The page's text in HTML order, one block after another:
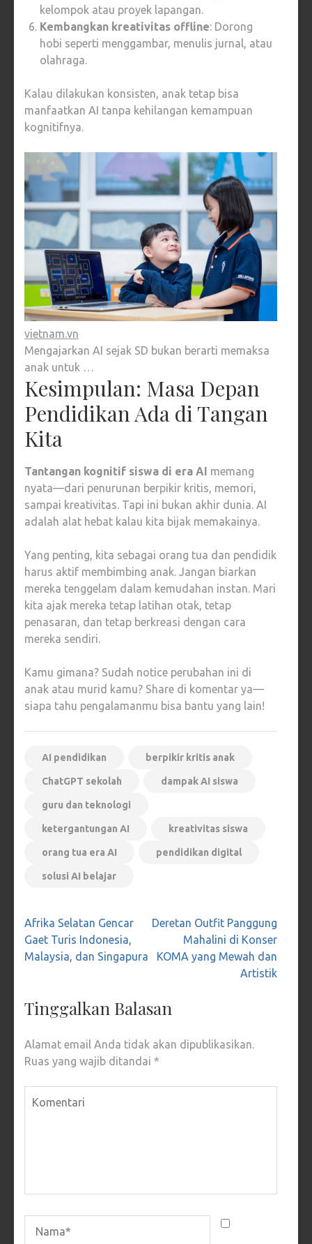
kelompok atau proyek lapangan.
Kembangkan kreativitas offline: Dorong
hobi seperti menggambar, menulis jurnal, atau
olahraga.
Kalau dilakukan konsisten, anak tetap bisa
manfaatkan AI tanpa kehilangan kemampuan
kognitifnya.
vietnam.vn
Mengajarkan AI sejak SD bukan berarti memaksa
anak untuk …
Kesimpulan: Masa Depan
Pendidikan Ada di Tangan
Kita
Tantangan kognitif siswa di era AI memang
nyata—dari penurunan berpikir kritis, memori,
sampai kreativitas. Tapi ini bukan akhir dunia. AI
adalah alat hebat kalau kita bijak memakainya.
Yang penting, kita sebagai orang tua dan pendidik
harus aktif membimbing anak. Jangan biarkan
mereka tenggelam dalam kemudahan instan. Mari
kita ajak mereka tetap latihan otak, tetap
penasaran, dan tetap berkreasi dengan cara
mereka sendiri.
Kamu gimana? Sudah notice perubahan ini di
anak atau murid kamu? Share di komentar ya—
siapa tahu pengalamanmu bisa bantu yang lain!
AI pendidikan berpikir kritis anak
ChatGPT sekolah dampak AI siswa
guru dan teknologi
ketergantungan AI kreativitas siswa
orang tua era AI pendidikan digital
solusi AI belajar
Navigasi
pos
Afrika Selatan Gencar
Gaet Turis Indonesia,
Malaysia, dan Singapura
Deretan Outfit Panggung
Mahalini di Konser
KOMA yang Mewah dan
Artistik
Tinggalkan Balasan
Alamat email Anda tidak akan dipublikasikan.
Ruas yang wajib ditandai *